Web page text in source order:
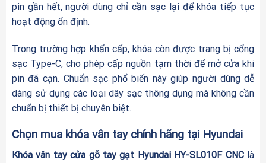
pin gần hết, người dùng chỉ cần sạc lại để khóa tiếp tục
hoạt động ổn định.
Trong trường hợp khẩn cấp, khóa còn được trang bị cổng
sạc Type-C, cho phép cấp nguồn tạm thời để mở cửa khi
pin đã cạn. Chuẩn sạc phổ biến này giúp người dùng dễ
dàng sử dụng các loại dây sạc thông dụng mà không cần
chuẩn bị thiết bị chuyên biệt.
Chọn mua khóa vân tay chính hãng tại Hyundai
Khóa vân tay cửa gỗ tay gạt Hyundai HY-SL010F CNClà